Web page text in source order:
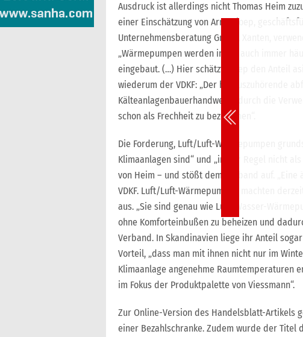
Ausdruck ist allerdings nicht Thomas Heim
einer Einschätzung von Arno Kloep,
Unternehmensberatung GmbH, Xanten,
„Wärmepumpen werden indes auch immer
eingebaut. (…) Hier schätzt Kloep den Anteil
wiederum der VDKF: „Der herauszuhörende
Kälteanlagenbauerhandwerks durch die
schon als Frechheit zu bezeichnen“.
Die Forderung, Luft/Luft-Wärmepumpen
Klimaanlagen sind“ und „in der Regel nicht
von Heim – und stößt dem Verband auf.
VDKF. Luft/Luft-Wärmepumpen machten
aus. „Sie sind genau wie Luft/Wasser-
ohne Komforteinbußen zu beheizen und
Verband. In Skandinavien liege ihr Anteil
Vorteil, „dass man mit ihnen nicht nur im
Klimaanlage angenehme Raumtemperaturen
im Fokus der Produktpalette von Viessmann“.
Zur Online-Version des Handelsblatt-Artikels
einer Bezahlschranke. Zudem wurde der